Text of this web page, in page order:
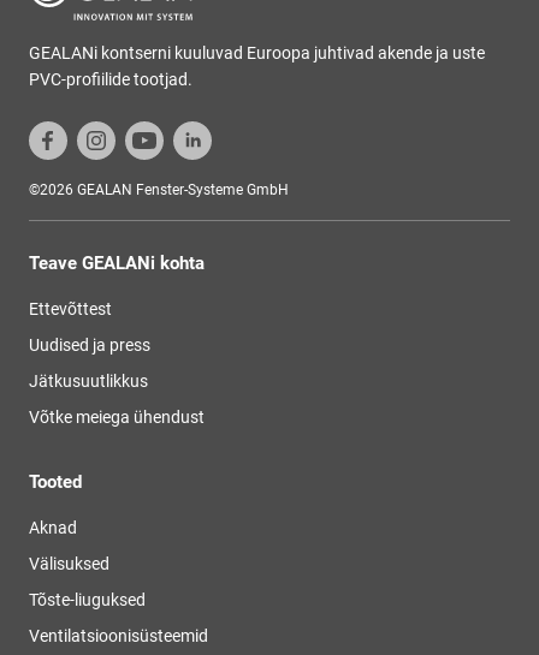
GEALANi kontserni kuuluvad Euroopa juhtivad akende ja uste
PVC-profiilide tootjad.
©2026 GEALAN Fenster-Systeme GmbH
Teave GEALANi kohta
Ettevõttest
Uudised ja press
Jätkusuutlikkus
Võtke meiega ühendust
Tooted
Aknad
Välisuksed
Tõste-liuguksed
Ventilatsioonisüsteemid